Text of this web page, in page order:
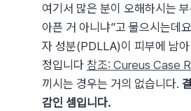
여기서 많은 분이 오해하시는
아픈 거 아니냐”고 물으시는데
자 성분(PDLLA)이 피부에 남아
정입니다 참조: Cureus Case
끼시는 경우는 거의 없습니다.
감인 셈입니다.